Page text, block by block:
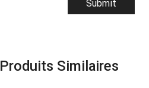
Produits Similaires